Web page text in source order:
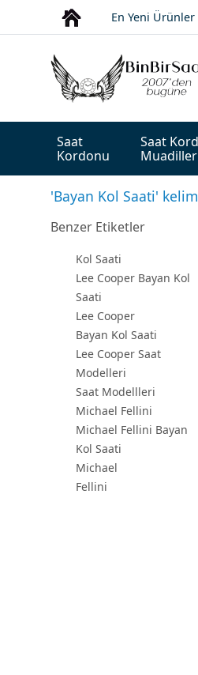
En Yeni Ürünler
Saat
Kordonu
Saat
'Bayan Kol Saati'
Benzer Etiketler
Kol Saati
Lee Cooper Bayan Kol
Saati
Lee Cooper
Bayan Kol Saati
Lee Cooper Saat
Modelleri
Saat Modellleri
Michael Fellini
Michael Fellini Bayan
Kol Saati
Michael
Fellini